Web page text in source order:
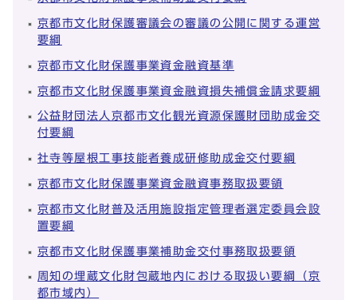
京都市文化財保護審議会の審議の公開に関する運営
要綱
京都市文化財保護事業資金融資基準
京都市文化財保護事業資金融資損失補償金請求要綱
公益財団法人京都市文化観光資源保護財団助成金交
付要綱
社寺等屋根工事技能者養成研修助成金交付要綱
京都市文化財保護事業資金融資事務取扱要領
京都市文化財普及活用施設指定管理者選定委員会設
置要綱
京都市文化財保護事業補助金交付事務取扱要領
周知の埋蔵文化財包蔵地内における取扱い要綱（京
都市域内）